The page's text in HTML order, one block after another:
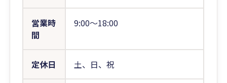
営業時
間
9:00〜18:00
定休日 土、日、祝